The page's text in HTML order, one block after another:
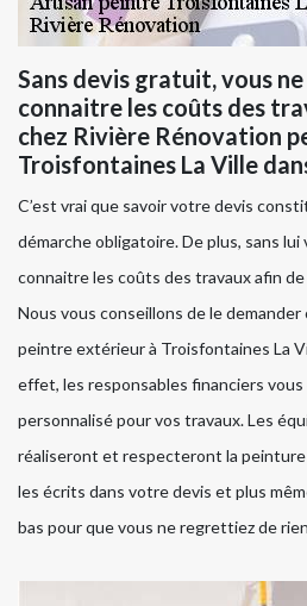
Sans devis gratuit, vous
connaitre les coûts des
chez Rivière Rénovation
Troisfontaines La Ville
C’est vrai que savoir votre devis
démarche obligatoire. De plus, sans lui
connaitre les coûts des travaux afin
Nous vous conseillons de le demander
peintre extérieur à Troisfontaines La
effet, les responsables financiers
personnalisé pour vos travaux. Les
réaliseront et respecteront la
les écrits dans votre devis et plus
bas pour que vous ne regrettiez de